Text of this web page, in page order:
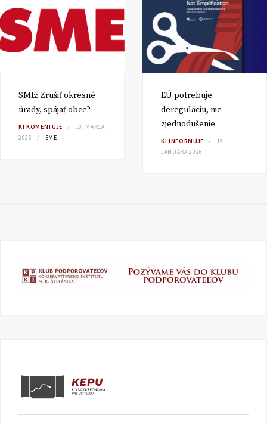
SME: Zrušiť okresné
úrady, spájať obce?
KI KOMENTUJE
13. MARCA
2026
SME
EÚ potrebuje
dereguláciu, nie
zjednodušenie
KI INFORMUJE
19.
JANUÁRA 2026